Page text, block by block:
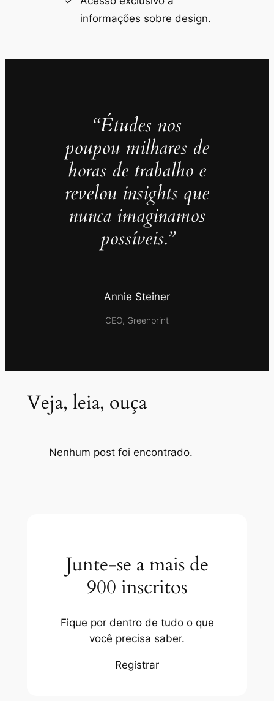
informações sobre design.
“Études nos
poupou milhares de
horas de trabalho e
revelou insights que
nunca imaginamos
possíveis.”
Annie Steiner
CEO, Greenprint
Veja, leia, ouça
Nenhum post foi encontrado.
Junte-se a mais de
900 inscritos
Fique por dentro de tudo o que
você precisa saber.
Registrar